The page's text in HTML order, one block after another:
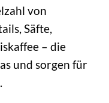
von
Säfte,
– die
und sorgen für